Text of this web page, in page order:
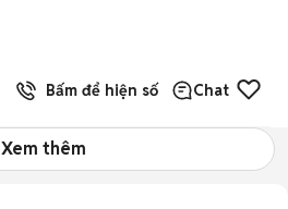
Bấm để hiện số Chat
Xem thêm